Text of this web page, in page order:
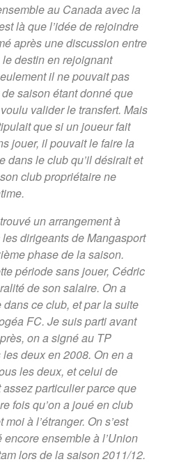
au Canada avec la
là que l’idée de rejoindre
après une discussion entre
destin en rejoignant
il ne pouvait pas
saison étant donné que
voulu valider le transfert. Mais
que si un joueur fait
jouer, il pouvait le faire la
dans le club qu’il désirait et
club propriétaire ne
un arrangement à
les dirigeants de Mangasport
phase de la saison.
période sans jouer, Cédric
de son salaire. On a
ce club, et par la suite
FC. Je suis parti avant
on a signé au TP
deux en 2008. On en a
les deux, et celui de
particulier parce que
fois qu’on a joué en club
à l’étranger. On s’est
encore ensemble à l’Union
lors de la saison 2011/12.